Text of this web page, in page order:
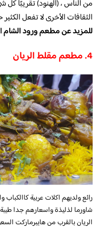
من الناس ، (الهنود) تقريبًا كل
الثقافات الأخرى لا تفعل الكثير
للمزيد عن مطعم ورود الشام
4. مطعم مقلط الريان
رائع ولديهم اكلات عربية
شاورما لذليذة واسعارهم جدا
الريان بالقرب من هايبرماركت